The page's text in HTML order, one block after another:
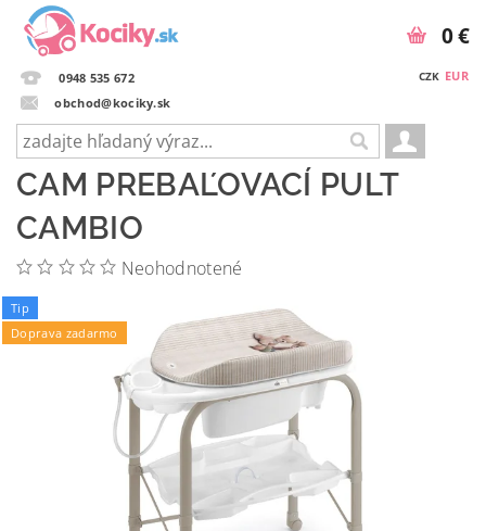
0948 535 672
obchod@kociky.sk
CZK EUR
0 €
CAM PREBAĽOVACÍ PULT
CAMBIO
Neohodnotené
Tip
Doprava zadarmo